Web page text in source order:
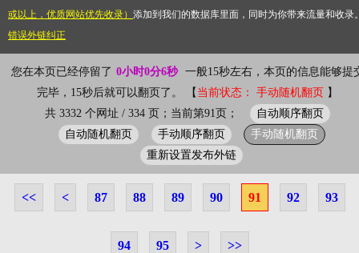
或以上，优质网站优先收录） 添加到我们的数据库里面，同时为你带来流量和收录
错误外链纠正
您在本页已经停留了 0小时0分6秒
一般15秒左右，本页的信息能够提
完毕，15秒后就可以翻页了。 【 当前状态： 手动随机翻页 】
共 3332 个网址 / 334 页；当前第91页；
自动顺序翻页
自动随机翻页
手动顺序翻页
手动随机翻页
重新设置发布外链
<< < 87 88 89 90 91 92 93
94 95 > >>